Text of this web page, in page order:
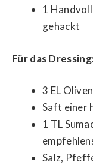
1
gehackt
Für das
3 EL
Saft einer
1 TL
Salz,